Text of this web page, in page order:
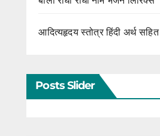
आदित्यहृदय स्तोत्र हिंदी अर्थ सहित
Posts Slider